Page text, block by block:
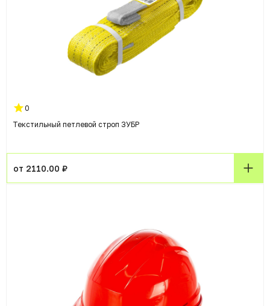
0
Текстильный петлевой строп ЗУБР
от 2110.00 ₽